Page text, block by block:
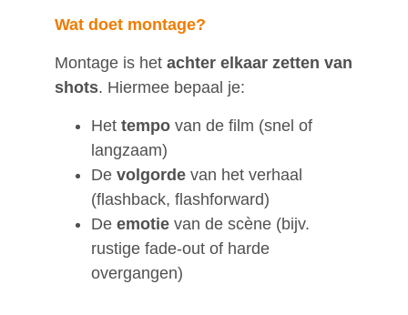
Wat doet montage?
Montage is het achter elkaar zetten van
shots. Hiermee bepaal je:
Het tempo van de film (snel of
langzaam)
De volgorde van het verhaal
(flashback, flashforward)
De emotie van de scène (bijv.
rustige fade-out of harde
overgangen)